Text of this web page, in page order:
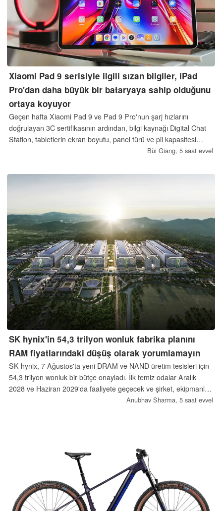
Xiaomi Pad 9 serisiyle ilgili sızan bilgiler, iPad
Pro'dan daha büyük bir bataryaya sahip olduğunu
ortaya koyuyor
Geçen hafta Xiaomi Pad 9 ve Pad 9 Pro'nun şarj hızlarını
doğrulayan 3C sertifikasının ardından, bilgi kaynağı Digital Chat
Station, tabletlerin ekran boyutu, panel türü ve pil kapasitesi
Bùi Giang, 5 saat evvel
SK hynix'in 54,3 trilyon wonluk fabrika planını
RAM fiyatlarındaki düşüş olarak yorumlamayın
SK hynix, 7 Ağustos'ta yeni DRAM ve NAND üretim tesisleri için
54,3 trilyon wonluk bir bütçe onayladı. İlk temiz odalar Aralık
2028 ve Haziran 2029'da faaliyete geçecek ve şirket, ekipmanları
yalnızca talep gerektirdiği ölçüde kuracağını belirtiyor — bu, RAM
Anubhav Sharma, 5 saat evvel